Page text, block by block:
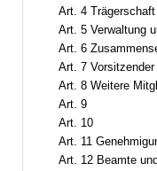
Art. 4
Art. 5 Verwaltung
Art. 6
Art. 7
Art. 8 Weitere
Art. 9
Art. 10
Art. 11
Art. 12 Beamte